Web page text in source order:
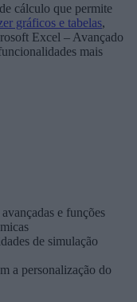
cálculo que permite
gráficos e tabelas,
Excel – Avançado
mais
e funções
de simulação
a personalização do